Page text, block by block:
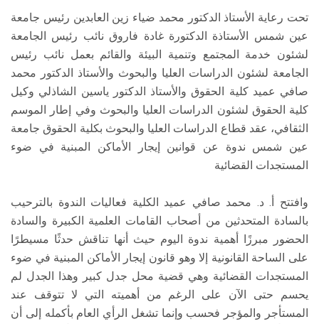
تحت رعاية الأستاذ الدكتور محمد ضياء زين العابدين رئيس جامعة
عين شمس الأستاذة الدكتورة غادة فاروق نائب رئيس الجامعة
لشئون خدمة المجتمع وتنمية البيئة والقائم بعمل نائب رئيس
الجامعة لشئون الدراسات العليا والبحوث والأستاذ الدكتور محمد
صافي عميد كلية الحقوق والأستاذ الدكتور ياسين الشاذلي وكيل
كلية الحقوق لشئون الدراسات العليا والبحوث وفي إطار الموسم
الثقافي، عقد قطاع الدراسات العليا والبحوث بكلية الحقوق جامعة
عين شمس ندوة عن قوانين إيجار الأماكن المبنية في ضوء
المستجدات القضائية
وافتتح أ. د. محمد صافي عميد الكلية فعاليات الندوة بالترحيب
بالسادة المتحدثين من أصحاب القامات العلمية الكبيرة والسادة
الحضور مبرزًا أهمية ندوة اليوم حيث أنها تناقش حدثًا مسيطرًا
على الساحة القانونية إلا وهو قانون إيجار الأماكن المبنية في ضوء
المستجدات القضائية وهي قضية محل جدل كبير وهذا الجدل لم
يحسم حتى الآن على الرغم من أهميته التي لا تتوقف عند
المستأجر والمؤجر فحسب وإنما تشغل الرأي العام بأكمله إلى أن